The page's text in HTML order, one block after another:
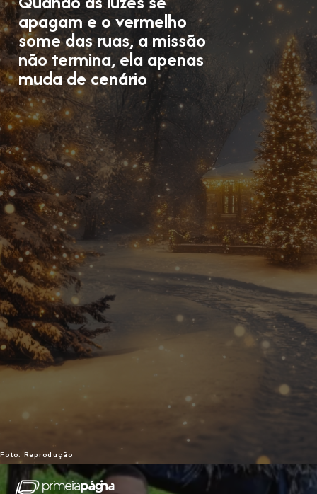
Foto: Reprodução
apagam e o vermelho
some das ruas, a missão
não termina, ela apenas
muda de cenário